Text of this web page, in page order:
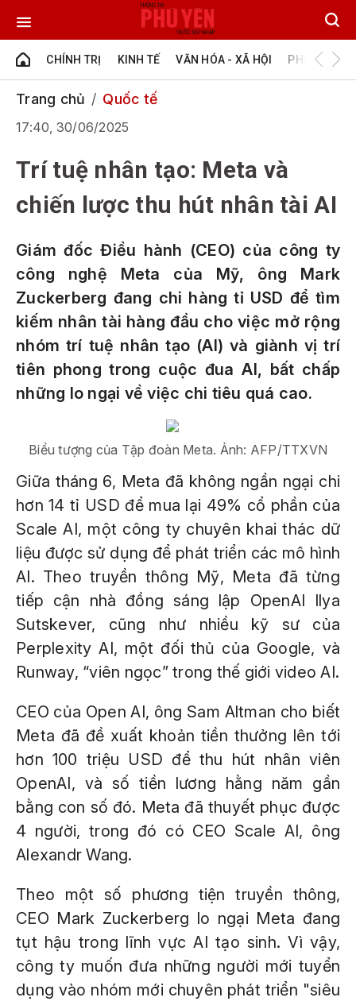
CHÍNH TRỊ KINH TẾ VĂN HÓA - XÃ HỘI PHÚ YÊN -
Trang chủ Quốc tế
17:40, 30/06/2025
Trí tuệ nhân tạo: Meta và
chiến lược thu hút nhân tài AI
Giám đốc Điều hành (CEO) của công ty
công nghệ Meta của Mỹ, ông Mark
Zuckerberg đang chi hàng tỉ USD để tìm
kiếm nhân tài hàng đầu cho việc mở rộng
nhóm trí tuệ nhân tạo (AI) và giành vị trí
tiên phong trong cuộc đua AI, bất chấp
những lo ngại về việc chi tiêu quá cao.
Biểu tượng của Tập đoàn Meta. Ảnh: AFP/TTXVN
Giữa tháng 6, Meta đã không ngần ngại chi
hơn 14 tỉ USD để mua lại 49% cổ phần của
Scale AI, một công ty chuyên khai thác dữ
liệu được sử dụng để phát triển các mô hình
AI. Theo truyền thông Mỹ, Meta đã từng
tiếp cận nhà đồng sáng lập OpenAI Ilya
Sutskever, cũng như nhiều kỹ sư của
Perplexity AI, một đối thủ của Google, và
Runway, “viên ngọc” trong thế giới video AI.
CEO của Open AI, ông Sam Altman cho biết
Meta đã đề xuất khoản tiền thưởng lên tới
hơn 100 triệu USD để thu hút nhân viên
OpenAI, và số tiền lương hằng năm gần
bằng con số đó. Meta đã thuyết phục được
4 người, trong đó có CEO Scale AI, ông
Alexandr Wang.
Theo một số phương tiện truyền thông,
CEO Mark Zuckerberg lo ngại Meta đang
tụt hậu trong lĩnh vực AI tạo sinh. Vì vậy,
công ty muốn đưa những người mới tuyển
dụng vào nhóm mới chuyên phát triển "siêu